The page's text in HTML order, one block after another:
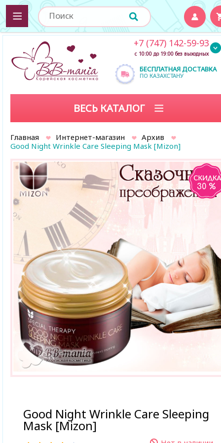
БЕСПЛАТНАЯ ДОСТАВКА
ПО КАЗАХСТАНУ
+7 (747) 142-59-93
с 10:00 до 19:00 без выходных
ВЕСЬ КАТАЛОГ
Главная Интернет-магазин
Архив
Good Night Wrinkle Care Sleeping Mask [Mizon]
30 %
Good Night Wrinkle Care Sleeping
Mask [Mizon]